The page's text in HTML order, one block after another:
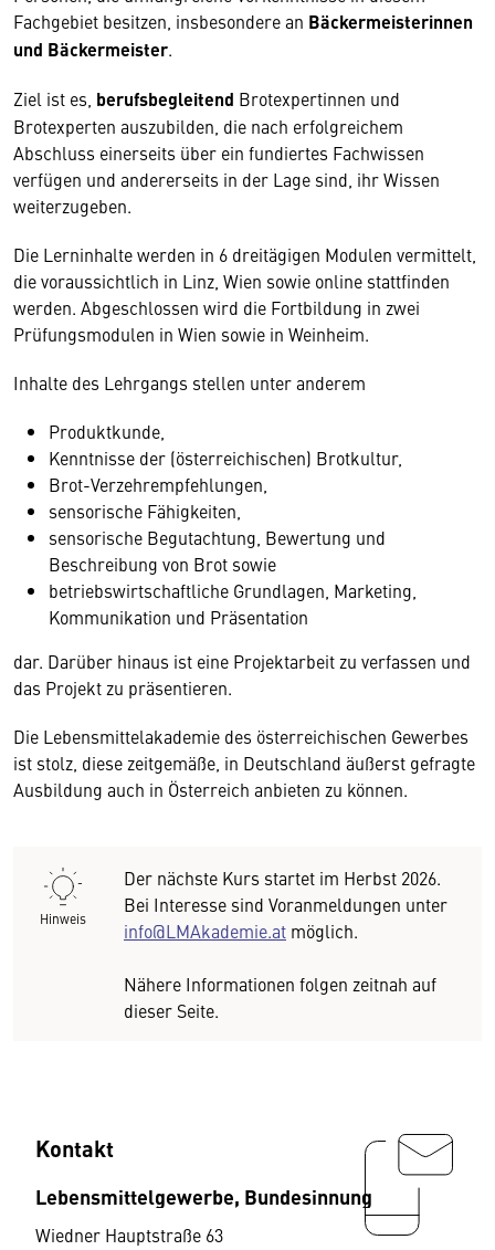
Fachgebiet besitzen, insbesondere an Bäckermeisterinnen
und Bäckermeister.
Ziel ist es, berufsbegleitend Brotexpertinnen und
Brotexperten auszubilden, die nach erfolgreichem
Abschluss einerseits über ein fundiertes Fachwissen
verfügen und andererseits in der Lage sind, ihr Wissen
weiterzugeben.
Die Lerninhalte werden in 6 dreitägigen Modulen vermittelt,
die voraussichtlich in Linz, Wien sowie online stattfinden
werden. Abgeschlossen wird die Fortbildung in zwei
Prüfungsmodulen in Wien sowie in Weinheim.
Inhalte des Lehrgangs stellen unter anderem
Produktkunde,
Kenntnisse der (österreichischen) Brotkultur,
Brot-Verzehrempfehlungen,
sensorische Fähigkeiten,
sensorische Begutachtung, Bewertung und
Beschreibung von Brot sowie
betriebswirtschaftliche Grundlagen, Marketing,
Kommunikation und Präsentation
dar. Darüber hinaus ist eine Projektarbeit zu verfassen und
das Projekt zu präsentieren.
Die Lebensmittelakademie des österreichischen Gewerbes
ist stolz, diese zeitgemäße, in Deutschland äußerst gefragte
Ausbildung auch in Österreich anbieten zu können.
Hinweis
Der nächste Kurs startet im Herbst 2026.
Bei Interesse sind Voranmeldungen unter
info@LMAkademie.at möglich.
Nähere Informationen folgen zeitnah auf
dieser Seite.
Kontakt
Lebensmittelgewerbe, Bundesinnung
Wiedner Hauptstraße 63